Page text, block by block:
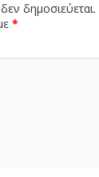
δημοσιεύεται.
*